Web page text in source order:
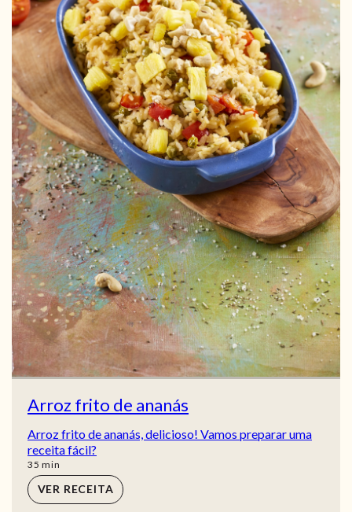
Arroz frito de ananás
Arroz frito de ananás, delicioso! Vamos preparar uma
receita fácil?
35 min
min
VER RECEITA